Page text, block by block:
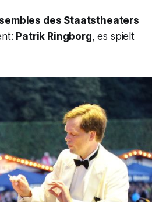
des Staatstheaters
Patrik Ringborg, es spielt